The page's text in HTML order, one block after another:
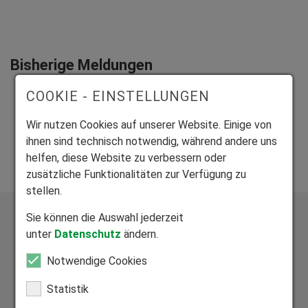
Bisherige Meldungen
Mitteilung IT-Sicherheitsvorfall 24.06.2025
Mitteilung IT-Sicherheitsvorfall 04.07.2025
Mitteilung IT-Sicherheitsvorfall 10.07.2025
Mitteilung IT-Sicherheitsvorfall 02.08.2025
Exklusive Bauelemente aus vier zertifizierten Werken
COOKIE - EINSTELLUNGEN
Wir nutzen Cookies auf unserer Website. Einige von
ihnen sind technisch notwendig, während andere uns
helfen, diese Website zu verbessern oder
zusätzliche Funktionalitäten zur Verfügung zu
stellen.
Sie können die Auswahl jederzeit
unter Datenschutz ändern.
Notwendige Cookies
Statistik